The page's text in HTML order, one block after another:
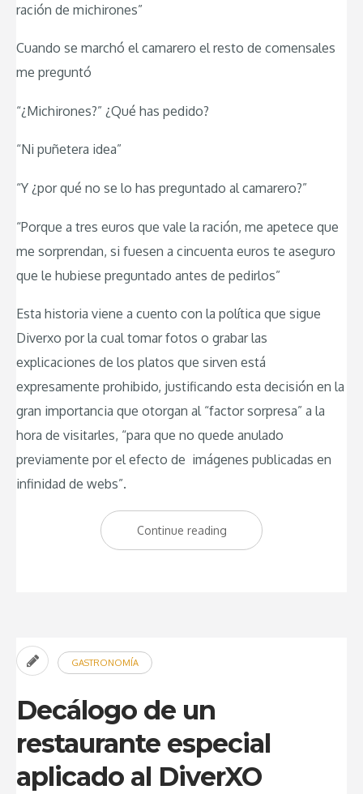
ración de michirones”
Cuando se marchó el camarero el resto de comensales
me preguntó
“¿Michirones?” ¿Qué has pedido?
“Ni puñetera idea”
“Y ¿por qué no se lo has preguntado al camarero?”
“Porque a tres euros que vale la ración, me apetece que
me sorprendan, si fuesen a cincuenta euros te aseguro
que le hubiese preguntado antes de pedirlos”
Esta historia viene a cuento con la política que sigue
Diverxo por la cual tomar fotos o grabar las
explicaciones de los platos que sirven está
expresamente prohibido, justificando esta decisión en la
gran importancia que otorgan al “factor sorpresa” a la
hora de visitarles, “para que no quede anulado
previamente por el efecto de imágenes publicadas en
infinidad de webs”.
Continue reading “Spoiler:
El
GASTRONOMÍA
Decálogo de un
restaurante especial
aplicado al DiverXO